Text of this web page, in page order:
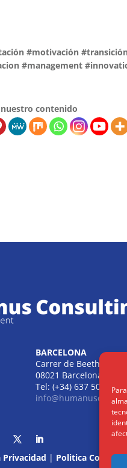
#motivación
#management
contenido
BARCELONA
Carrer de Beethoven
08021 Barcelona
Tel: (+34) 637 50 38 47
Privacidad | Politica Cookies